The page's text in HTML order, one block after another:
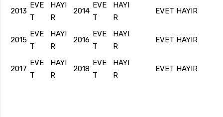
2013
EVE
T
HAYI
R
2014
EVE
T
HAYI
R
EVET HAYIR
2015
EVE
T
HAYI
R
2016
EVE
T
HAYI
R
EVET HAYIR
2017
EVE
T
HAYI
R
2018
EVE
T
HAYI
R
EVET HAYIR